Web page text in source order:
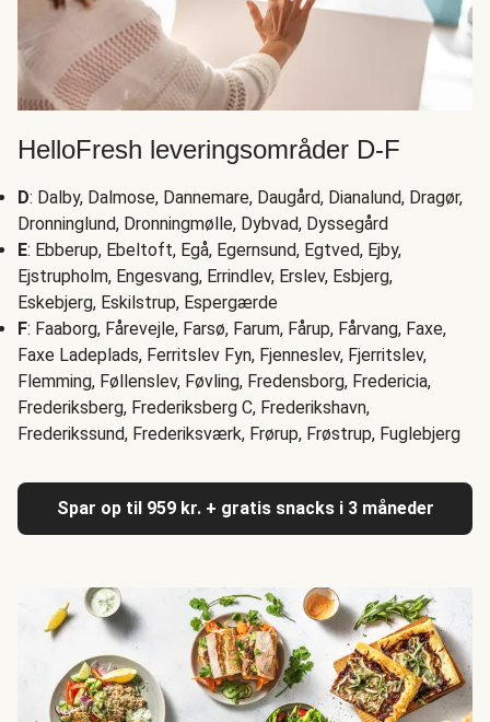
HelloFresh leveringsområder D-F
D: Dalby, Dalmose, Dannemare, Daugård, Dianalund, Dragør,
Dronninglund, Dronningmølle, Dybvad, Dyssegård
E: Ebberup, Ebeltoft, Egå, Egernsund, Egtved, Ejby,
Ejstrupholm, Engesvang, Errindlev, Erslev, Esbjerg,
Eskebjerg, Eskilstrup, Espergærde
F: Faaborg, Fårevejle, Farsø, Farum, Fårup, Fårvang, Faxe,
Faxe Ladeplads, Ferritslev Fyn, Fjenneslev, Fjerritslev,
Flemming, Føllenslev, Føvling, Fredensborg, Fredericia,
Frederiksberg, Frederiksberg C, Frederikshavn,
Frederikssund, Frederiksværk, Frørup, Frøstrup, Fuglebjerg
Spar op til 959 kr. + gratis snacks i 3 måneder